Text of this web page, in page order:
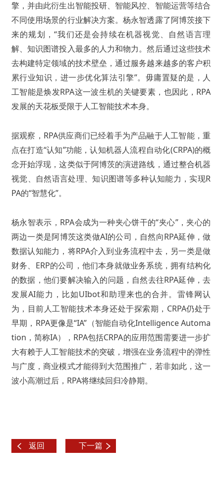
擎，并由此衍生出智能投研、智能风控、智能运营等结合
不同使用场景的行业解决方案。杨永智透露了阿博茨接下
来的规划，“我们还是会持续在机器视觉、自然语言理
解、知识图谱投入最多的人力和物力。然后通过这些技术
去构建特定领域的技术壁垒，通过服务越来越多的客户积
累行业知识，进一步优化算法引擎”。 毋庸置疑的是，人
工智能是焕发RPA这一波生机的关键要素，也因此，RPA
发展的天花板受限于人工智能技术本身。
据观察，RPA供应商们已经着手为产品融于人工智能，重
点在打造“认知”功能，认知机器人流程自动化(CRPA)的概
念开始浮现，这类似于阿博茨的演进路线，通过整合机器
视觉、自然语言处理、知识图谱等多种认知能力，实现R
PA的“智慧化”。
杨永智表示， RPA会成为一种夹心饼干的“夹心”，夹心的
两边一类是阿博茨这类做AI的公司，自然向RPA延伸，做
数据认知能力，将RPA介入到业务流程中去，另一类是做
财务、ERP的公司，他们本身就做业务系统，拥有结构化
的数据，他们要解决输入的问题，自然去往RPA延伸，去
发展AI能力，比如UIbot和助理来也的合并。 雷锋网认
为，目前人工智能技术本身还处于探索期，CRPA仍处于
早期，RPA更像是“IA”（智能自动化Intelligence Automa
tion，简称IA），RPA包括CRPA的应用范围需要进一步扩
大有赖于人工智能技术的突破，增强在业务流程中的弹性
与广度，商业模式才能得到大范围推广，若非如此，这一
波小高潮过后，RPA将继续回归冷静期。
返回 下一篇